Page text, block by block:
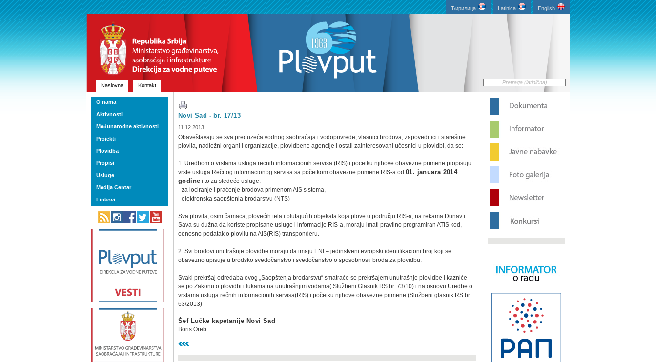
English
Latinica
Ћирилица
Naslovna Kontakt
Novi Sad - br. 17/13
11.12.2013.
Obaveštavaju se sva preduzeća vodnog saobraćaja i vodoprivrede, vlasnici brodova, zapovednici i starešine
plovila, nadležni organi i organizacije, plovidbene agencije i ostali zainteresovani učesnici u plovidbi, da se:
1. Uredbom o vrstama usluga rečnih informacionih servisa (RIS) i početku njihove obavezne primene propisuju
vrste usluga Rečnog informacionog servisa sa početkom obavezne primene RIS-a od01. januara 2014
godine i to za sledeće usluge:
- za lociranje i praćenje brodova primenom AIS sistema,
- elektronska saopštenja brodarstvu (NTS)
Sva plovila, osim čamaca, plovećih tela i plutajućih objekata koja plove u području RIS-a, na rekama Dunav i
Sava su dužna da koriste propisane usluge i informacije RIS-a, moraju imati pravilno programiran ATIS kod,
odnosno podatak o plovilu na AIS(RIS) transponderu.
2. Svi brodovi unutrašnje plovidbe moraju da imaju ENI – jedinstveni evropski identifikacioni broj koji se
obavezno upisuje u brodsko svedočanstvo i svedočanstvo o sposobnosti broda za plovidbu.
Svaki prekršaj odredaba ovog „Saopštenja brodarstvu“ smatraće se prekršajem unutrašnje plovidbe i kazniće
se po Zakonu o plovidbi i lukama na unutrašnjim vodama( Službeni Glasnik RS br. 73/10) i na osnovu Uredbe o
vrstama usluga rečnih informacionih servisa(RIS) i početku njihove obavezne primene (Službeni glasnik RS br.
63/2013)
Šef Lučke kapetanije Novi Sad
Boris Oreb
O nama
Aktivnosti
Međunarodne aktivnosti
Projekti
Plovidba
Propisi
Usluge
Medija Centar
Linkovi